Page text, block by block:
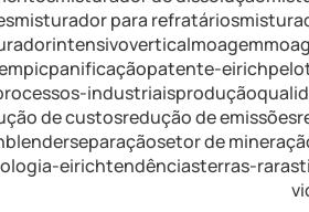
misturador para refratários
moagem
panificaçãopatente-eirich
industriaisprodução
de custosredução de emissões
separaçãosetor de
eirichtendênciasterras-raras